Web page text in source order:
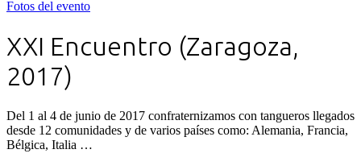
Fotos del evento
XXI Encuentro (Zaragoza,
2017)
Del 1 al 4 de junio de 2017 confraternizamos con tangueros llegados
desde 12 comunidades y de varios países como: Alemania, Francia,
Bélgica, Italia …